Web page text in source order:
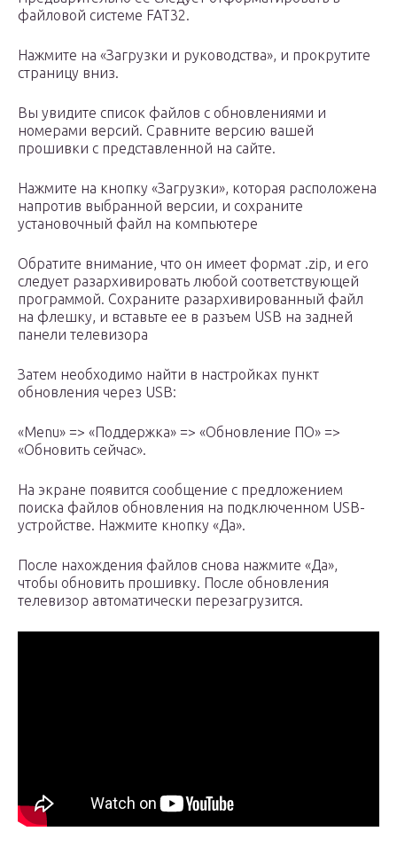
файловой системе FAT32.
Нажмите на «Загрузки и руководства», и прокрутите
страницу вниз.
Вы увидите список файлов с обновлениями и
номерами версий. Сравните версию вашей
прошивки с представленной на сайте.
Нажмите на кнопку «Загрузки», которая расположена
напротив выбранной версии, и сохраните
установочный файл на компьютере
Обратите внимание, что он имеет формат .zip, и его
следует разархивировать любой соответствующей
программой. Сохраните разархивированный файл
на флешку, и вставьте ее в разъем USB на задней
панели телевизора
Затем необходимо найти в настройках пункт
обновления через USB:
«Menu» => «Поддержка» => «Обновление ПО» =>
«Обновить сейчас».
На экране появится сообщение с предложением
поиска файлов обновления на подключенном USB-
устройстве. Нажмите кнопку «Да».
После нахождения файлов снова нажмите «Да»,
чтобы обновить прошивку. После обновления
телевизор автоматически перезагрузится.